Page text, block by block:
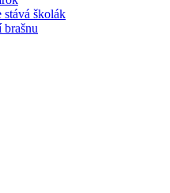
stává školák
brašnu